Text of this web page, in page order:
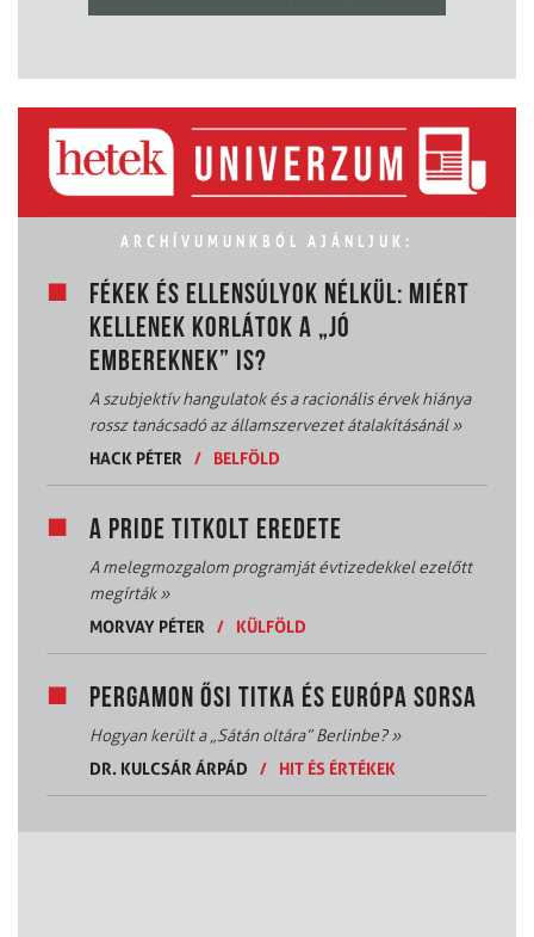
ARCHÍVUMUNKBÓL AJÁNLJUK:
FÉKEK ÉS ELLENSÚLYOK NÉLKÜL: MIÉRT
KELLENEK KORLÁTOK A „JÓ
EMBEREKNEK” IS?
A szubjektív hangulatok és a racionális érvek hiánya
rossz tanácsadó az államszervezet átalakításánál»
HACK PÉTER
/ BELFÖLD
A PRIDE TITKOLT EREDETE
A melegmozgalom programját évtizedekkel ezelőtt
megírták»
MORVAY PÉTER
/ KÜLFÖLD
PERGAMON ŐSI TITKA ÉS EURÓPA SORSA
Hogyan került a „Sátán oltára” Berlinbe?»
DR. KULCSÁR ÁRPÁD
/ HIT ÉS ÉRTÉKEK